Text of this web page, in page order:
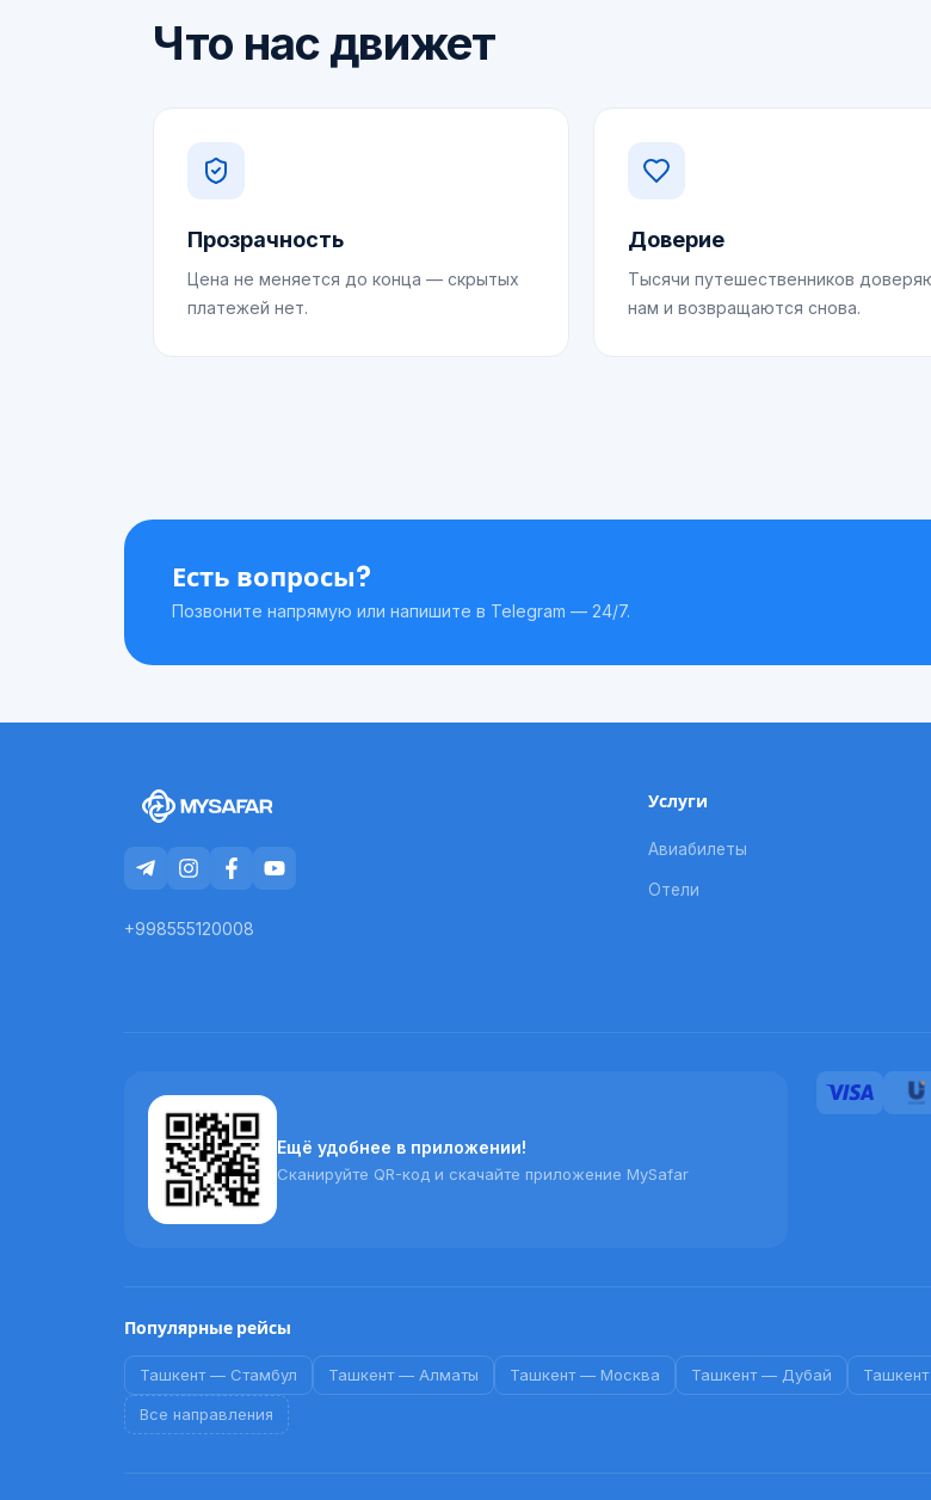
Что нас движет
Прозрачность
Цена не меняется до конца — скрытых
платежей нет.
Доверие
Тысячи путешественников
нам и возвращаются снова.
Есть вопросы?
Позвоните напрямую или напишите в Telegram — 24/7.
+998555120008
Услуги
Авиабилеты
Отели
Ещё удобнее в приложении!
Сканируйте QR-код и скачайте приложение MySafar
Популярные рейсы
Ташкент— Стамбул Ташкент— Алматы Ташкент— Москва Ташкент— Дубай Ташкент
Все направления